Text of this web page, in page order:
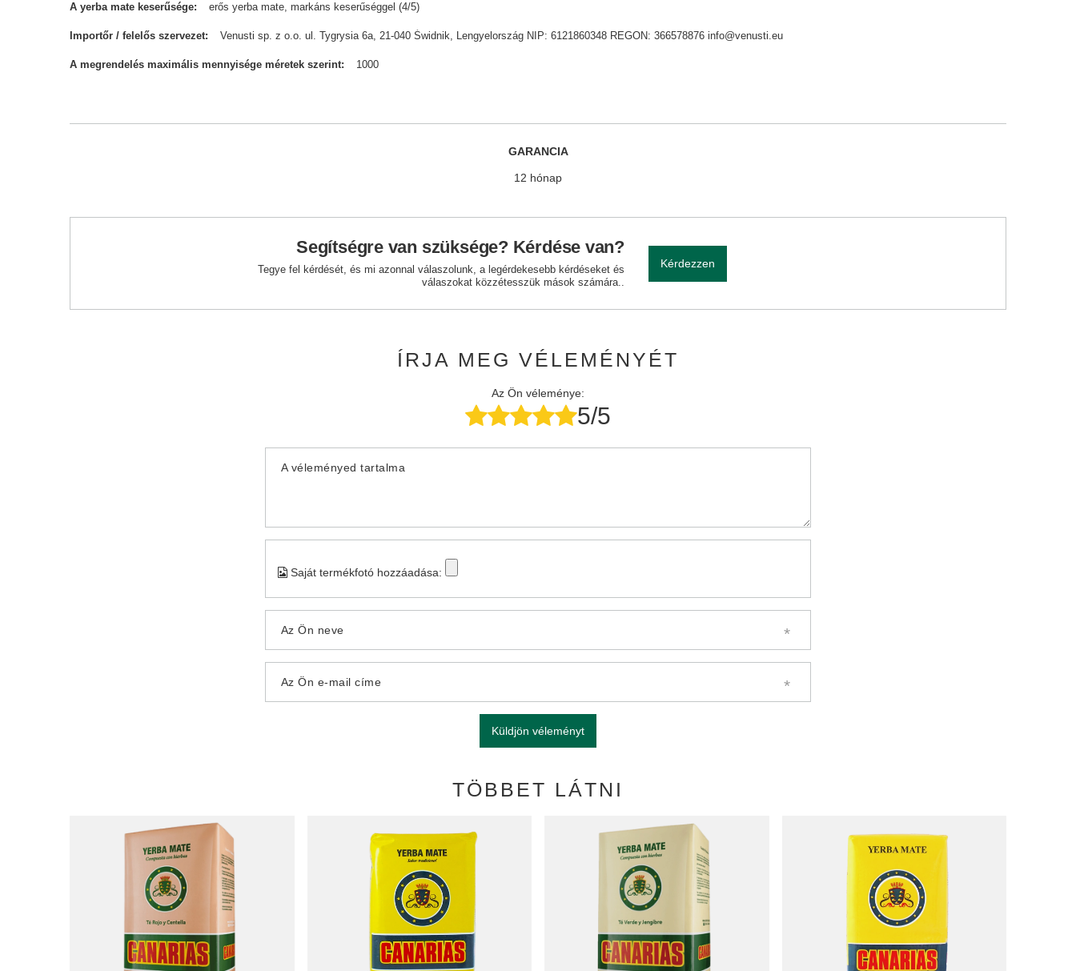
A yerba mate keserűsége erős yerba mate, markáns keserűséggel (4/5)
Importőr / felelős szervezet Venusti sp. z o.o. ul. Tygrysia 6a, 21-040 Świdnik, Lengyelország NIP: 6121860348 REGON: 366578876 info@venusti.eu
A megrendelés maximális mennyisége méretek szerint 1000
GARANCIA
12 hónap
Segítségre van szüksége? Kérdése van?
Tegye fel kérdését, és mi azonnal válaszolunk, a legérdekesebb kérdéseket és
válaszokat közzétesszük mások számára..
Kérdezzen
ÍRJA MEG VÉLEMÉNYÉT
Az Ön véleménye:
5/5
A véleményed tartalma
Saját termékfotó hozzáadása:
Az Ön neve
Az Ön e-mail címe
Küldjön véleményt
TÖBBET LÁTNI